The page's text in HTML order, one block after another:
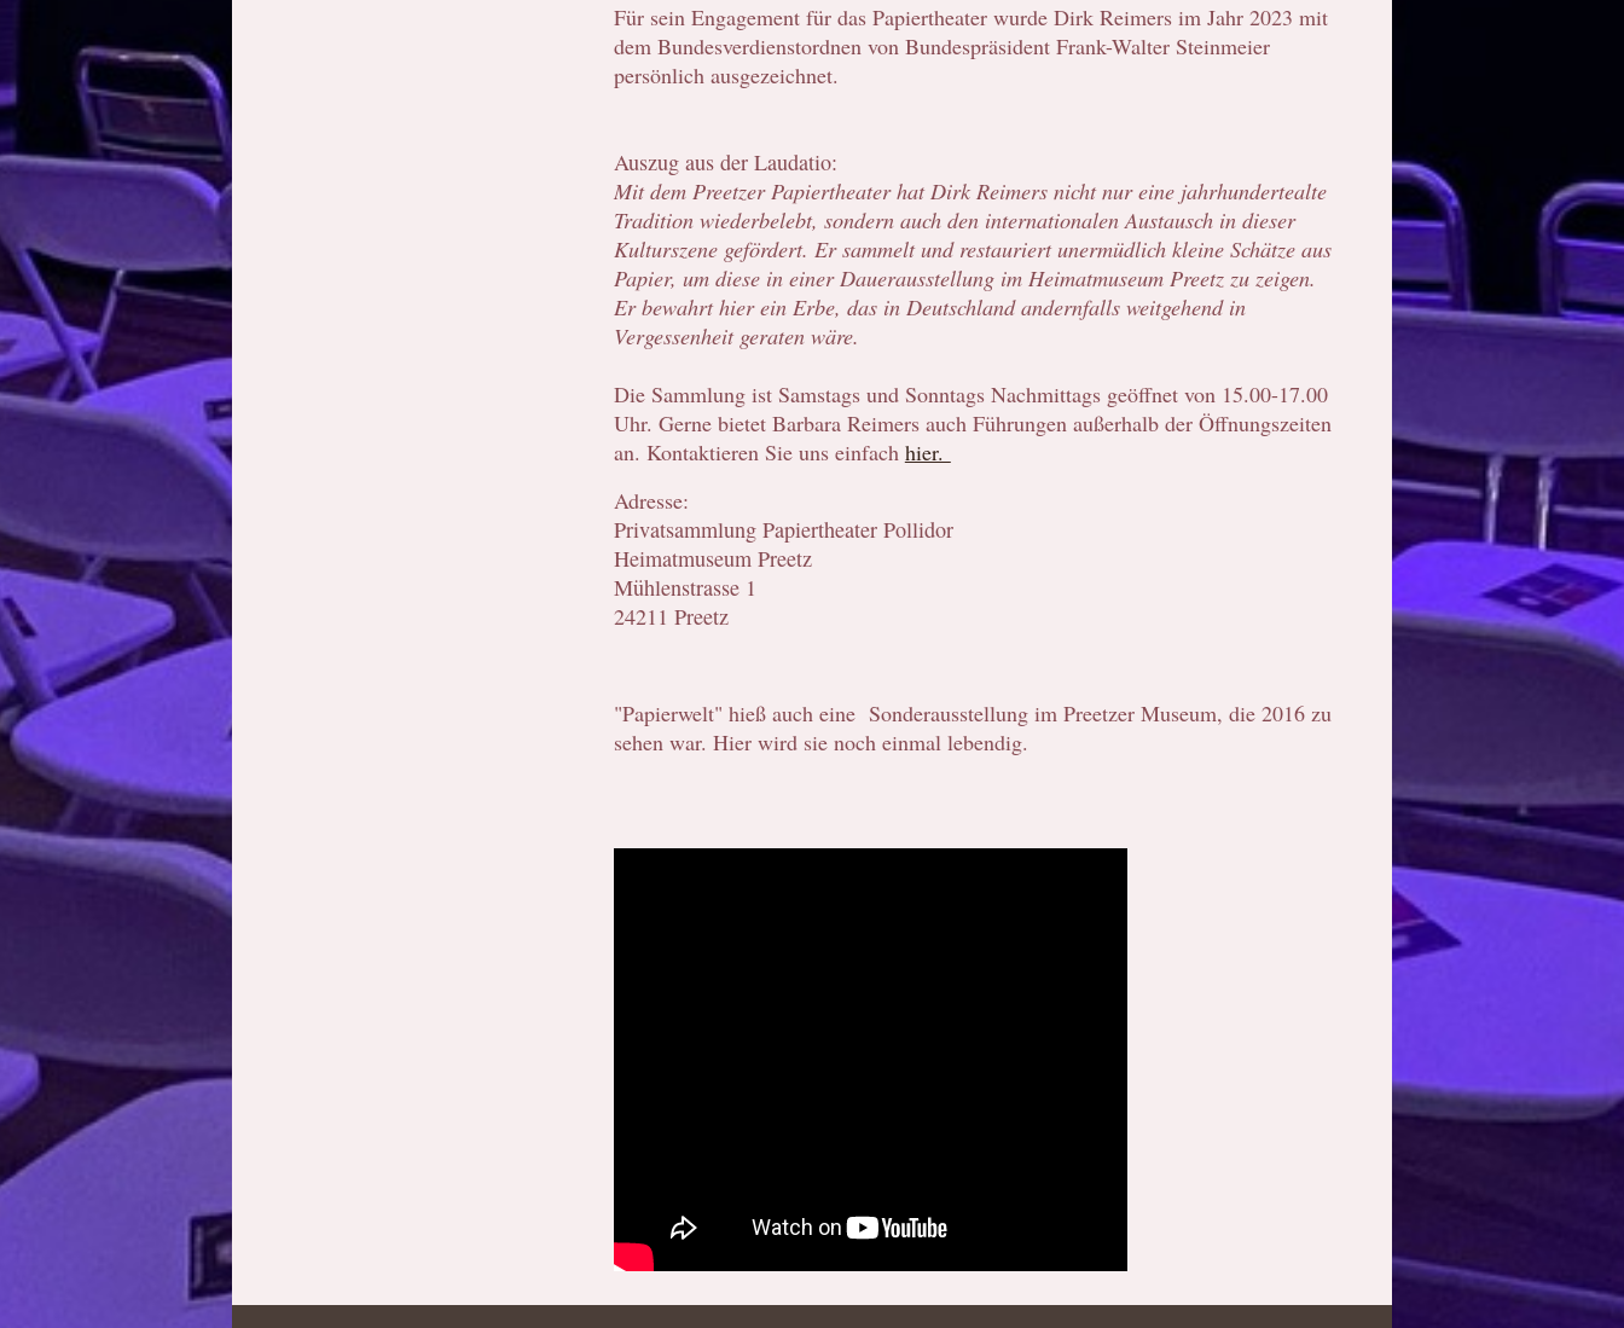
Für sein Engagement für das Papiertheater wurde Dirk Reimers im Jahr 2023 mit
dem Bundesverdienstordnen von Bundespräsident Frank-Walter Steinmeier
persönlich ausgezeichnet.
Auszug aus der Laudatio:
Mit dem Preetzer Papiertheater hat Dirk Reimers nicht nur eine jahrhundertealte
Tradition wiederbelebt, sondern auch den internationalen Austausch in dieser
Kulturszene gefördert. Er sammelt und restauriert unermüdlich kleine Schätze aus
Papier, um diese in einer Dauerausstellung im Heimatmuseum Preetz zu zeigen.
Er bewahrt hier ein Erbe, das in Deutschland andernfalls weitgehend in
Vergessenheit geraten wäre.
Die Sammlung ist Samstags und Sonntags Nachmittags geöffnet von 15.00-17.00
Uhr. Gerne bietet Barbara Reimers auch Führungen außerhalb der Öffnungszeiten
an. Kontaktieren Sie uns einfach hier.
Adresse:
Privatsammlung Papiertheater Pollidor
Heimatmuseum Preetz
Mühlenstrasse 1
24211 Preetz
"Papierwelt" hieß auch eine Sonderausstellung im Preetzer Museum, die 2016 zu
sehen war. Hier wird sie noch einmal lebendig.